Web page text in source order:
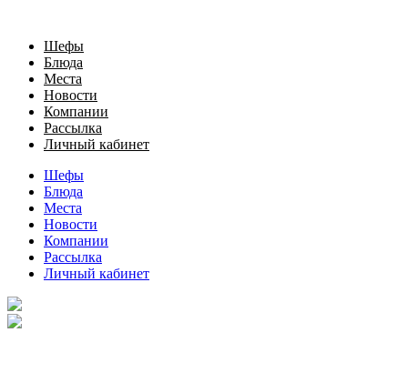
Шефы
Блюда
Места
Новости
Компании
Рассылка
Личный кабинет
Шефы
Блюда
Места
Новости
Компании
Рассылка
Личный кабинет